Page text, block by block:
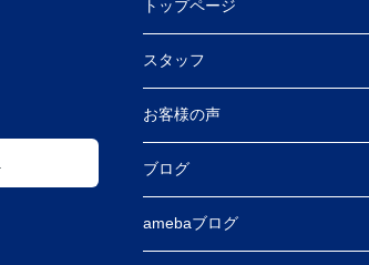
トップページ
スタッフ
お客様の声
ブログ
amebaブログ